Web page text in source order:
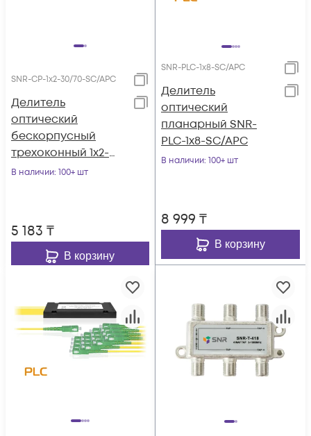
SNR-CP-1x2-30/70-SC/APC
Делитель
оптический
бескорпусный
трехоконный 1х2-
30/70 SC/APC
В наличии: 100+ шт
5 183 ₸
В корзину
SNR-PLC-1x8-SC/APC
Делитель
оптический
планарный SNR-
PLC-1x8-SC/APC
В наличии: 100+ шт
8 999 ₸
В корзину